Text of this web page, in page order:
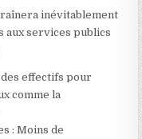
inévitablement
aux services publics
effectifs pour
comme la
: Moins de